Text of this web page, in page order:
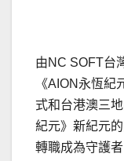
由NC SOFT台
《AION永恆
式和台港澳三
紀元》新紀元
轉職成為守護